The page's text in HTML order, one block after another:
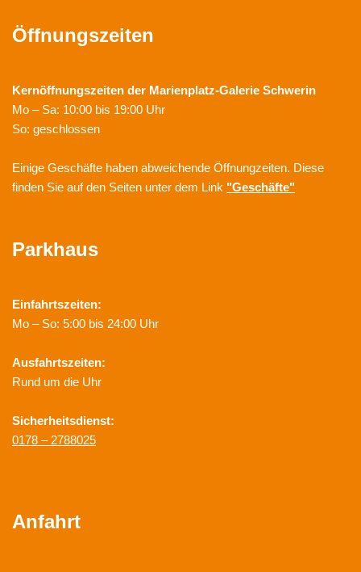
Öffnungszeiten
Kernöffnungszeiten der Marienplatz-Galerie Schwerin
Mo – Sa: 10:00 bis 19:00 Uhr
So: geschlossen
Einige Geschäfte haben abweichende Öffnungzeiten. Diese
finden Sie auf den Seiten unter dem Link "Geschäfte"
Parkhaus
Einfahrtszeiten:
Mo – So: 5:00 bis 24:00 Uhr
Ausfahrtszeiten:
Rund um die Uhr
Sicherheitsdienst:
0178 – 2788025
Anfahrt